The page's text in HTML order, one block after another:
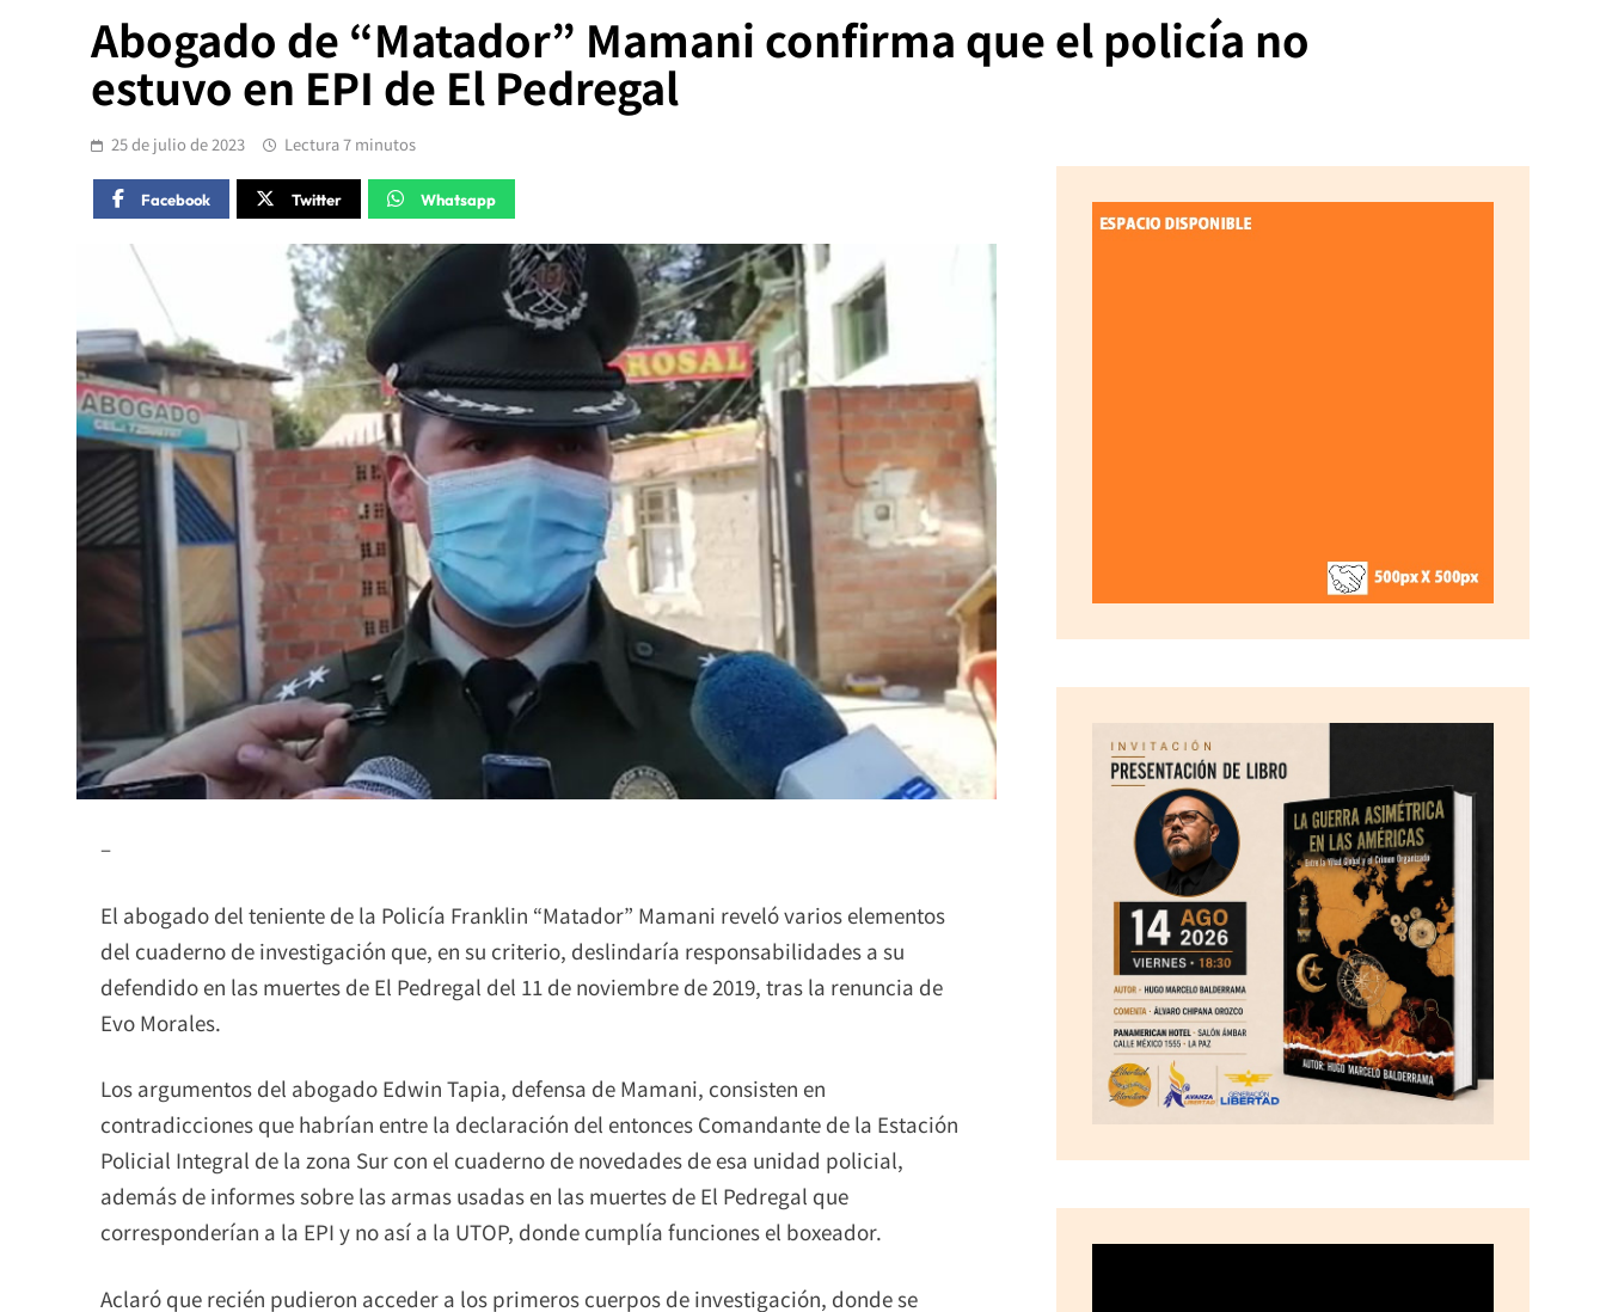
Abogado de “Matador” Mamani confirma que el policía no
estuvo en EPI de El Pedregal
25 de julio de 2023 Lectura 7 minutos
Facebook Twitter Whatsapp
–
El abogado del teniente de la Policía Franklin “Matador” Mamani reveló varios elementos
del cuaderno de investigación que, en su criterio, deslindaría responsabilidades a su
defendido en las muertes de El Pedregal del 11 de noviembre de 2019, tras la renuncia de
Evo Morales.
Los argumentos del abogado Edwin Tapia, defensa de Mamani, consisten en
contradicciones que habrían entre la declaración del entonces Comandante de la Estación
Policial Integral de la zona Sur con el cuaderno de novedades de esa unidad policial,
además de informes sobre las armas usadas en las muertes de El Pedregal que
corresponderían a la EPI y no así a la UTOP, donde cumplía funciones el boxeador.
Aclaró que recién pudieron acceder a los primeros cuerpos de investigación, donde se